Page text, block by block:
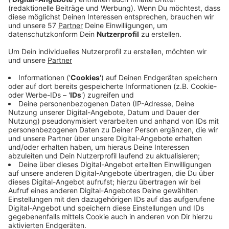
Anzeige
Jogi Löw ist der schönste Bundestrainer aller Zeiten
und aller Zeiten, die da noch kommen werden und noch
dreimal hin und zurück. Quasi im Alleingang hat er aus
einem rüden Haufen die "Fashion's -Eleven" geformt.
Selbstverständlich immer dabei: Sein Handy, mit dem
er in lieb gewonnener Manier per Sprachnachricht von
seinen Erlebnissen berichtet.
Eben Jogis Sprachnachricht, die Fußball-Comedy.
Anzeige